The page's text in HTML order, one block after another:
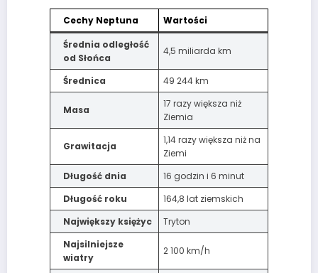
Cechy Neptuna
Wartości
Średnia odległość
od Słońca
4,5 miliarda km
Średnica 49 244 km
Masa
17 razy większa niż
Ziemia
Grawitacja
1,14 razy większa niż na
Ziemi
Długość dnia
16 godzin i 6 minut
Długość roku
164,8 lat ziemskich
Największy księżyc
Tryton
Najsilniejsze
wiatry
2 100 km/h